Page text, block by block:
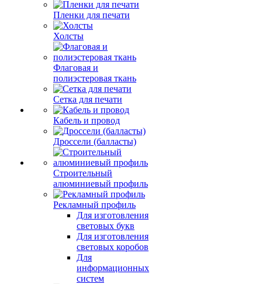
Пленки для печати
Холсты
Флаговая и
полиэстеровая ткань
Сетка для печати
Кабель и провод
Дроссели (балласты)
Строительный
алюминиевый профиль
Рекламный профиль
Для изготовления
световых букв
Для изготовления
световых коробов
Для
информационных
систем